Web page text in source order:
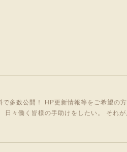
多数公開！ HP更新情報等をご希望の
々働く皆様の手助けをしたい。 それが